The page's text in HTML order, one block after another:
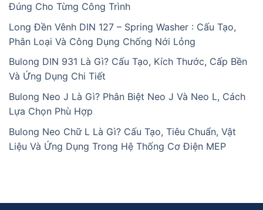
Đúng Cho Từng Công Trình
Long Đền Vênh DIN 127 – Spring Washer : Cấu Tạo,
Phân Loại Và Công Dụng Chống Nới Lỏng
Bulong DIN 931 Là Gì? Cấu Tạo, Kích Thước, Cấp Bền
Và Ứng Dụng Chi Tiết
Bulong Neo J Là Gì? Phân Biệt Neo J Và Neo L, Cách
Lựa Chọn Phù Hợp
Bulong Neo Chữ L Là Gì? Cấu Tạo, Tiêu Chuẩn, Vật
Liệu Và Ứng Dụng Trong Hệ Thống Cơ Điện MEP